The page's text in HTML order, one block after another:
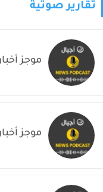
تقارير صوتية
موجز أخبار
موجز أخبار